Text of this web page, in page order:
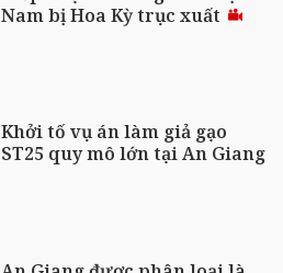
Nam bị Hoa Kỳ trục xuất
Khởi tố vụ án làm giả gạo
ST25 quy mô lớn tại An Giang